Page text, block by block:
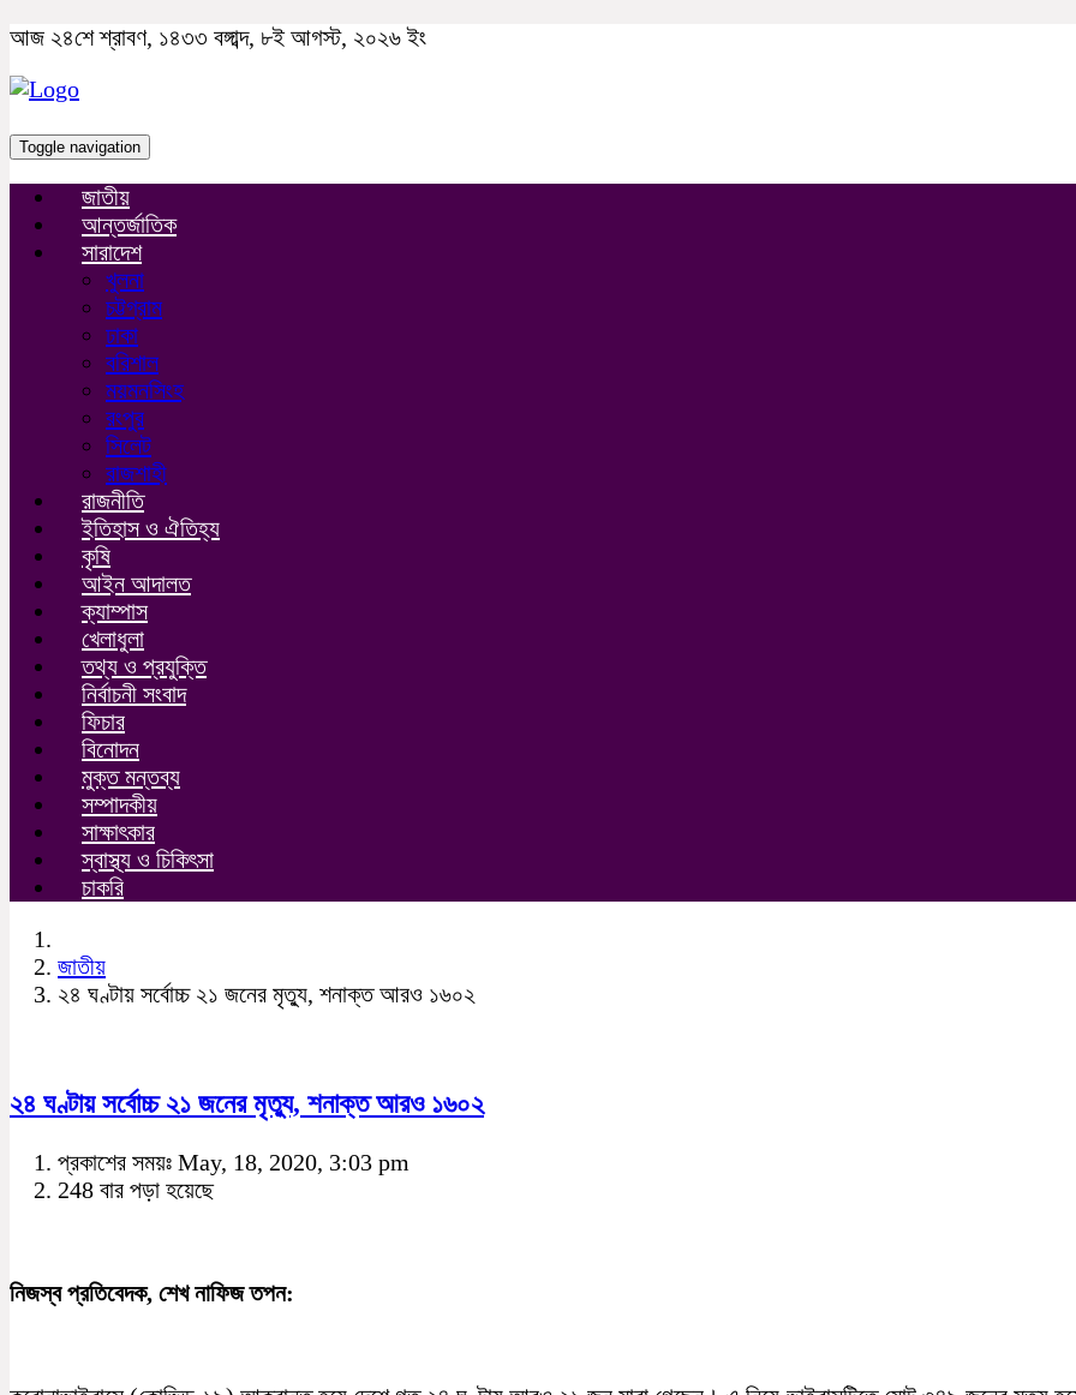
আজ ২৪শে শ্রাবণ, ১৪৩৩ বঙ্গাব্দ, ৮ই আগস্ট, ২০২৬ ইং
Toggle navigation
জাতীয়
আন্তর্জাতিক
সারাদেশ
খুলনা
চট্টগ্রাম
ঢাকা
বরিশাল
ময়মনসিংহ
রংপুর
সিলেট
রাজশাহী
রাজনীতি
ইতিহাস ও ঐতিহ্য
কৃষি
আইন আদালত
ক্যাম্পাস
খেলাধুলা
তথ্য ও প্রযুক্তি
নির্বাচনী সংবাদ
ফিচার
বিনোদন
মুক্ত মন্তব্য
সম্পাদকীয়
সাক্ষাৎকার
স্বাস্থ্য ও চিকিৎসা
চাকরি
জাতীয়
২৪ ঘণ্টায় সর্বোচ্চ ২১ জনের মৃত্যু, শনাক্ত আরও ১৬০২
২৪ ঘণ্টায় সর্বোচ্চ ২১ জনের মৃত্যু, শনাক্ত আরও ১৬০২
প্রকাশের সময়ঃ May, 18, 2020, 3:03 pm
248 বার পড়া হয়েছে
নিজস্ব প্রতিবেদক, শেখ নাফিজ তপন: